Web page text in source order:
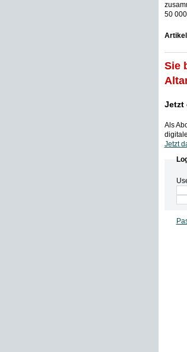
50
Sie
Jetzt
Als
Jetzt